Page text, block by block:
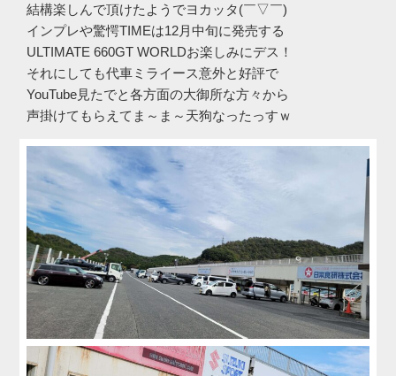
結構楽しんで頂けたようでヨカッタ(￣▽￣)
インプレや驚愕TIMEは12月中旬に発売する
ULTIMATE 660GT WORLDお楽しみにデス！
それにしても代車ミライース意外と好評で
YouTube見たでと各方面の大御所な方々から
声掛けてもらえてま～ま～天狗なったっすｗ